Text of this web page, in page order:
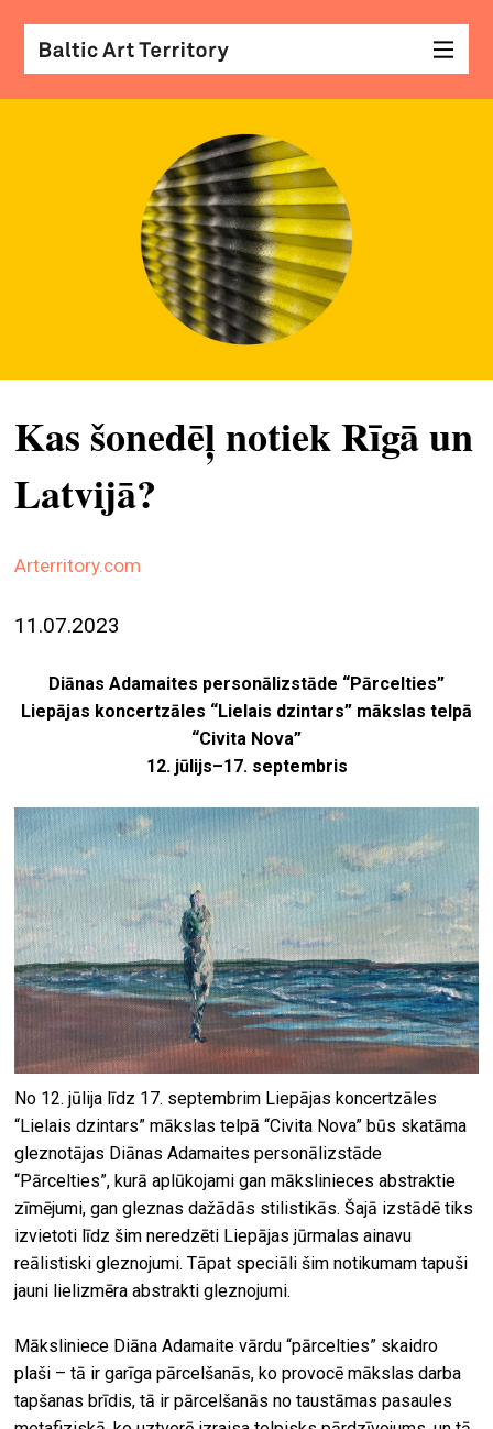
par
meklēt
Kas šonedēļ notiek Rīgā un
Latvijā?
Arterritory.com
11.07.2023
Diānas Adamaites personālizstāde “Pārcelties”
Liepājas koncertzāles “Lielais dzintars” mākslas telpā
“Civita Nova”
12. jūlijs–17. septembris
No 12. jūlija līdz 17. septembrim Liepājas koncertzāles
“Lielais dzintars” mākslas telpā “Civita Nova” būs skatāma
gleznotājas Diānas Adamaites personālizstāde
“Pārcelties”, kurā aplūkojami gan mākslinieces abstraktie
zīmējumi, gan gleznas dažādās stilistikās. Šajā izstādē tiks
izvietoti līdz šim neredzēti Liepājas jūrmalas ainavu
reālistiski gleznojumi. Tāpat speciāli šim notikumam tapuši
jauni lielizmēra abstrakti gleznojumi.
Māksliniece Diāna Adamaite vārdu “pārcelties” skaidro
plaši – tā ir garīga pārcelšanās, ko provocē mākslas darba
tapšanas brīdis, tā ir pārcelšanās no taustāmas pasaules